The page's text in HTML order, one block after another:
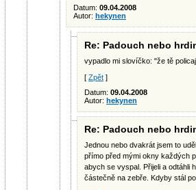
Datum: 09.04.2008
Autor: hekynen
Re: Padouch nebo
vypadlo mi slovíčko: "že tě
[ Zpět ]
Datum: 09.04.2008
Autor: hekynen
Re: Padouch nebo
Jednou nebo dvakrát jsem to
přímo před mými okny každých
abych se vyspal. Přijeli a odtáhli
částečně na zebře. Kdyby stál